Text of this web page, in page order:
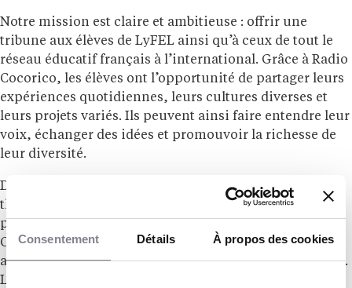
Consentement Détails À propos des cookies
Notre mission est claire et ambitieuse : offrir une
tribune aux élèves de LyFEL ainsi qu’à ceux de tout le
réseau éducatif français à l’international. Grâce à Radio
Cocorico, les élèves ont l’opportunité de partager leurs
expériences quotidiennes, leurs cultures diverses et
leurs projets variés. Ils peuvent ainsi faire entendre leur
voix, échanger des idées et promouvoir la richesse de
leur diversité.
De l’actualité internationale aux reportages
thématiques captivants, en passant par des interviews
passionnantes et des créations sonores originales,
Cocorico établit un lien solide et vivant entre les jeunes
auteurs et les auditeurs francophones du monde entier.
Loin d’être une simple radio scolaire, Radio Cocorico